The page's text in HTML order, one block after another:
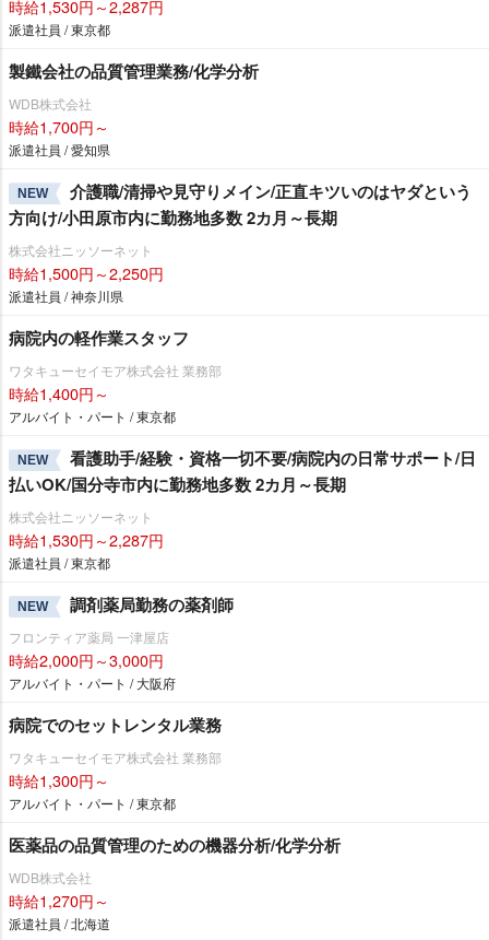
時給1,530円～2,287円
派遣社員 / 東京都
製鐵会社の品質管理業務/化学分析
WDB株式会社
時給1,700円～
派遣社員 / 愛知県
NEW
介護職/清掃や見守りメイン/正直キツいのはヤダという
方向け/小田原市内に勤務地多数 2カ月～長期
株式会社ニッソーネット
時給1,500円～2,250円
派遣社員 / 神奈川県
病院内の軽作業スタッフ
ワタキューセイモア株式会社 業務部
時給1,400円～
アルバイト・パート / 東京都
NEW
看護助手/経験・資格一切不要/病院内の日常サポート/日
払いOK/国分寺市内に勤務地多数 2カ月～長期
株式会社ニッソーネット
時給1,530円～2,287円
派遣社員 / 東京都
NEW 調剤薬局勤務の薬剤師
フロンティア薬局 一津屋店
時給2,000円～3,000円
アルバイト・パート / 大阪府
病院でのセットレンタル業務
ワタキューセイモア株式会社 業務部
時給1,300円～
アルバイト・パート / 東京都
医薬品の品質管理のための機器分析/化学分析
WDB株式会社
時給1,270円～
派遣社員 / 北海道